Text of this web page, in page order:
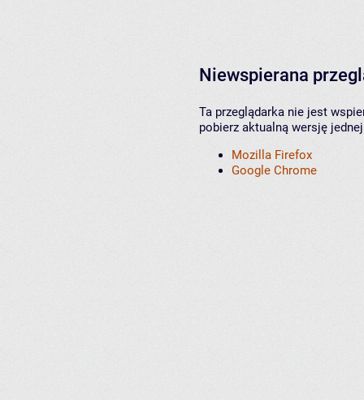
Niewspierana
Ta przeglądarka nie jest
pobierz aktualną wersję
Mozilla Firefox
Google Chrome